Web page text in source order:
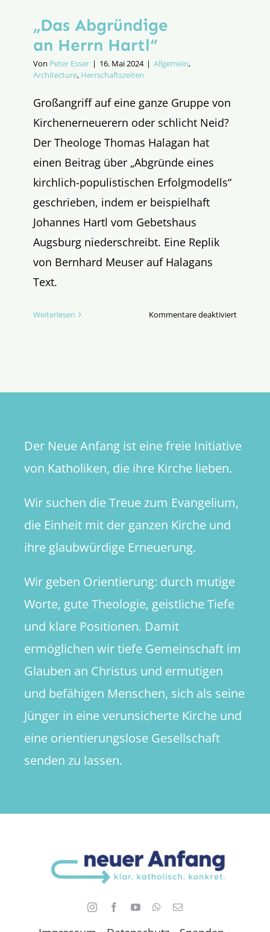
„Das Abgründige
an Herrn Hartl“
Von Peter Esser | 16. Mai 2024 | Allgemein,
Architecture, Herrschaftszeiten
Großangriff auf eine ganze Gruppe von
Kirchenerneuerern oder schlicht Neid?
Der Theologe Thomas Halagan hat
einen Beitrag über „Abgründe eines
kirchlich-populistischen Erfolgmodells“
geschrieben, indem er beispielhaft
Johannes Hartl vom Gebetshaus
Augsburg niederschreibt. Eine Replik
von Bernhard Meuser auf Halagans
Text.
Weiterlesen Kommentare deaktiviertfür
Der Neue Anfang ist eine freie Initiative
von Katholiken, die ihre Kirche lieben.
Wir suchen die Treue zum Evangelium,
die Einheit mit der ganzen Kirche und
ihre glaubwürdige Erneuerung.
Wir geben Orientierung: durch mutige
Worte, gute Theologie, geistliche Tiefe
und klare Positionen. Damit
ermöglichen wir tiefe Gemeinschaft im
Glauben an Christus und ermutigen
und befähigen Menschen, sich als seine
Jünger in eine verunsicherte Kirche und
eine orientierungslose Gesellschaft
senden zu lassen.